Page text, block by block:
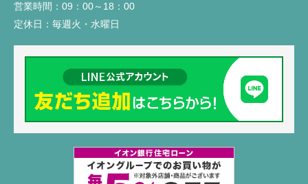
営業時間： 09：00～18：00
定休日： 毎週火・水曜日